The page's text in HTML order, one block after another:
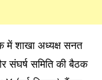
में शाखा अध्यक्ष सनत
संघर्ष समिति की बैठक